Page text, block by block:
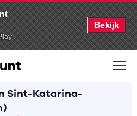
Bekijk
Sint-Katarina-